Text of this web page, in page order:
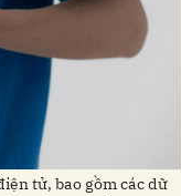
tử, bao gồm các dữ